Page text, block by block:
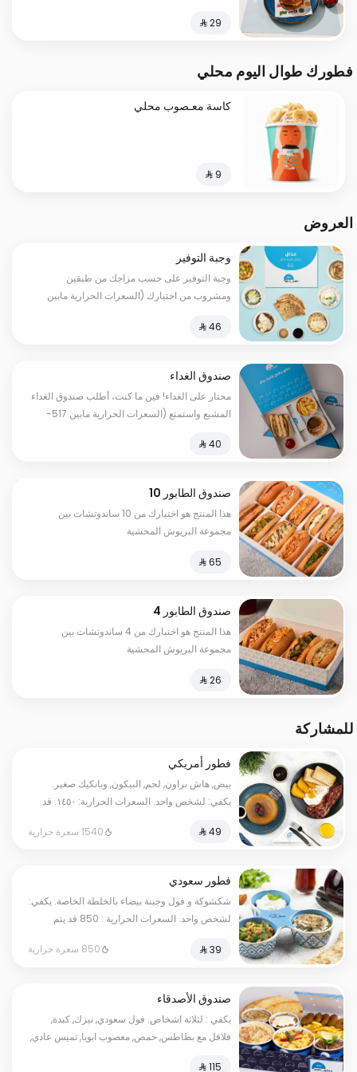
فطورك طوال اليوم محلي
كاسة معـصوب محلي
العروض
وجبة التوفير
وجبة التوفير على حسب مزاجك من طبقين
ومشروب من اختيارك (السعرات الحرارية مابين
صندوق الغداء
محتار على الغداء! فين ما كنت، أطلب صندوق الغداء
المشبع واستمتع (السعرات الحرارية مابين 517-
صندوق الطابور 10
هذا المنتج هو اختيارك من 10 ساندوتشات بين
مجموعة البريوش المحشية
صندوق الطابور 4
هذا المنتج هو اختيارك من 4 ساندوتشات بين
مجموعة البريوش المحشية
للمشاركة
فطور أمريكي
بيض, هاش براون, لحم, البيكون, وبانكيك صغير.
يكفي: لشخص واحد. السعرات الحرارية: ١٤٥٠. قد
1540 سعرة حرارية
فطور سعودي
شكشوكة و فول وجبنة بيضاء بالخلطة الخاصة. يكفي:
لشخص واحد. السعرات الحرارية : 850 قد يتم
850 سعرة حرارية
صندوق الأصدقاء
يكفي : لثلاثة اشخاص. فول سعودي, نيزك, كبدة,
فلافل مع بطاطس, حمص, معصوب ابويا, تميس عادي,